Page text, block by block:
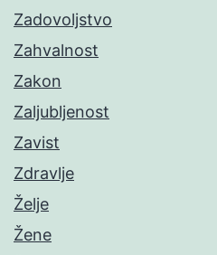
Zadovoljstvo
Zahvalnost
Zakon
Zaljubljenost
Zavist
Zdravlje
Želje
Žene